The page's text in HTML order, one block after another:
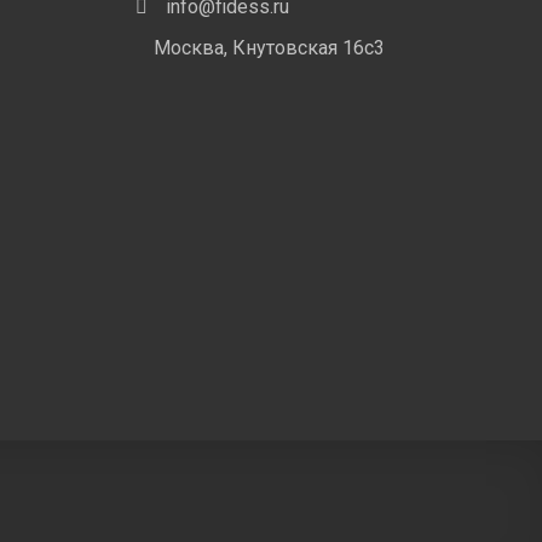
info@fidess.ru
Москва, Кнутовская 16с3